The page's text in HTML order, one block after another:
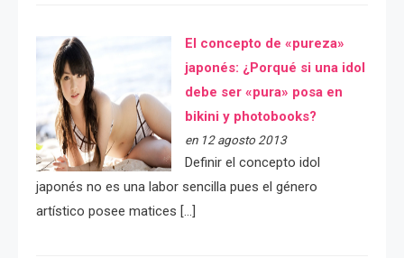
El concepto de «pureza»
japonés: ¿Porqué si una idol
debe ser «pura» posa en
bikini y photobooks?
en 12 agosto 2013
Definir el concepto idol
japonés no es una labor sencilla pues el género
artístico posee matices […]